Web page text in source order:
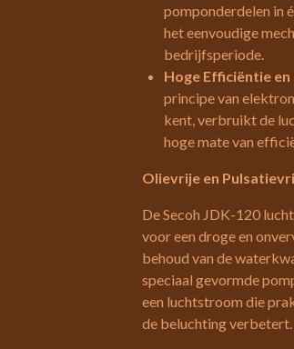
pomponderdelen in
het eenvoudige
bedrijfsperiode.
Hoge Efficiëntie
principe van
kent, verbruikt de
hoge mate van
Olievrije en
De Secoh JDK-120
voor een droge en
behoud van de
speciaal gevormde
een luchtstroom die
de beluchting verbetert.